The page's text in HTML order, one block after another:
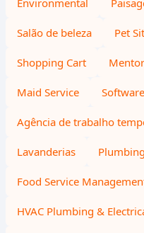
Environmental
Salão de beleza Pet
Shopping Cart
Maid Service
Agência de trabalho
Lavanderias Plumbing
Food Service
HVAC Plumbing &